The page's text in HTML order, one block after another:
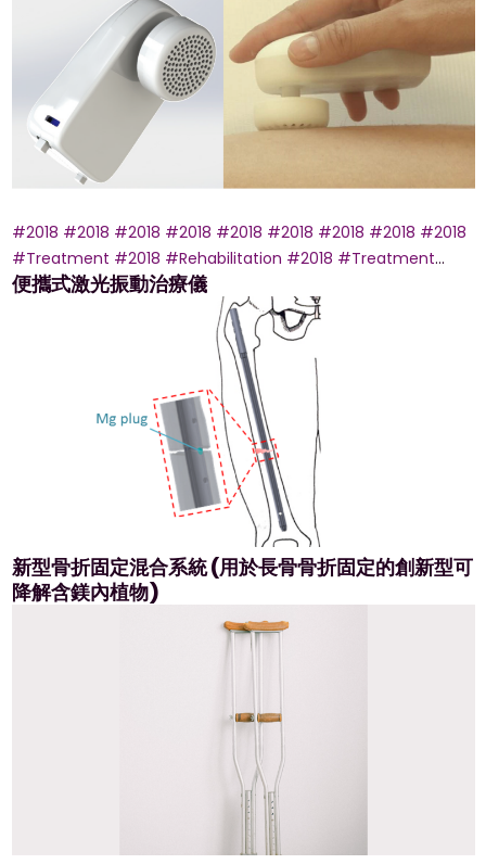
#2018 #2018 #2018 #2018 #2018 #2018 #2018 #2018 #2018
#Treatment #2018 #Rehabilitation #2018 #Treatment
#Rehabilitation #2018
便攜式激光振動治療儀
新型骨折固定混合系統 (用於長骨骨折固定的創新型可
降解含鎂內植物)